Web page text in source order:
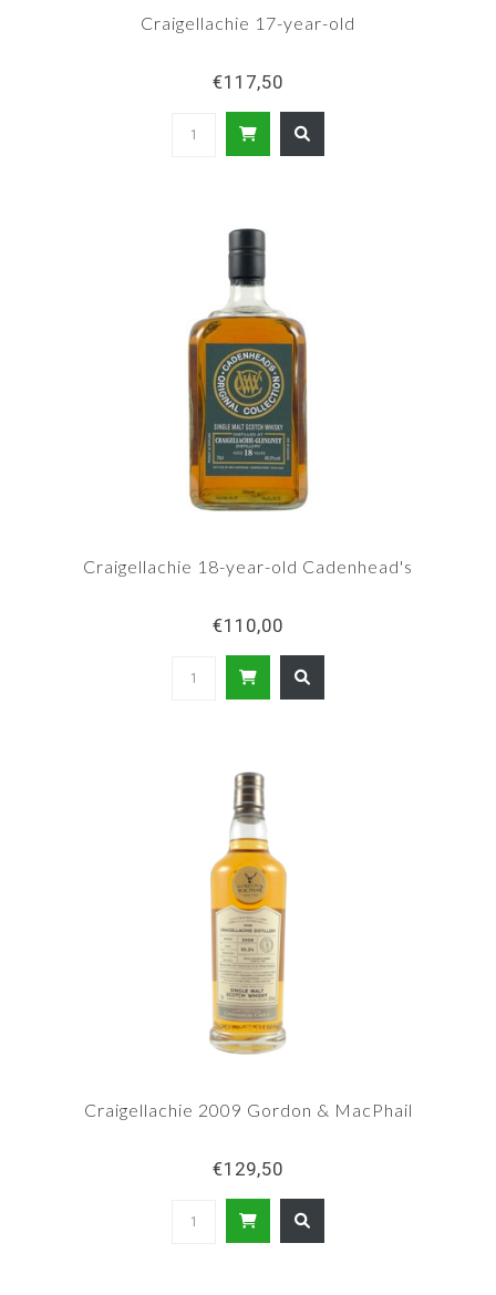
Craigellachie 17-year-old
€117,50
Craigellachie 18-year-old Cadenhead's
€110,00
Craigellachie 2009 Gordon & MacPhail
€129,50